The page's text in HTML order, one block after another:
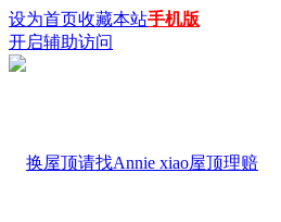
设为首页收藏本站手机版
开启辅助访问